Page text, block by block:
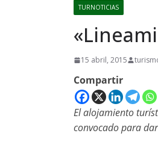
TURNOTICIAS
15 abril, 2015
Compartir
El alojamiento
convocado para